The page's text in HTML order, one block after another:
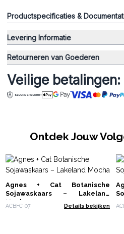
Productspecificaties &
Levering Informatie
Retourneren van Goederen
Veilige betalingen:
Ontdek Jouw
Agnes + Cat Botanische
Sojawaskaars – Lakeland
Mocha
ACBFC-07 Details bekijken